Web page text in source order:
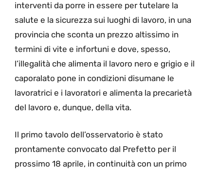
interventi da porre in essere per tutelare la
salute e la sicurezza sui luoghi di lavoro, in una
provincia che sconta un prezzo altissimo in
termini di vite e infortuni e dove, spesso,
l’illegalità che alimenta il lavoro nero e grigio e il
caporalato pone in condizioni disumane le
lavoratrici e i lavoratori e alimenta la precarietà
del lavoro e, dunque, della vita.
Il primo tavolo dell’osservatorio è stato
prontamente convocato dal Prefetto per il
prossimo 18 aprile, in continuità con un primo